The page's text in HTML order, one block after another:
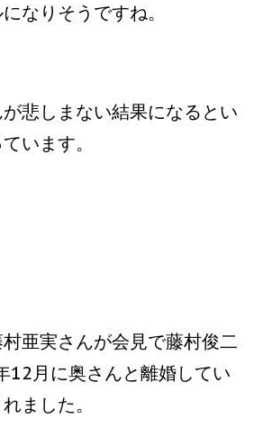
なりそうですね。
悲しまない結果になるとい
います。
亜実さんが会見で藤村俊二
12月に奥さんと離婚してい
ました。